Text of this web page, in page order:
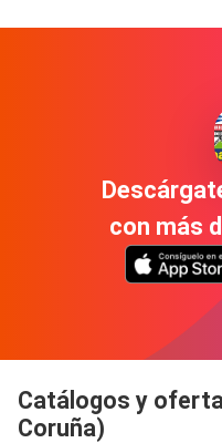
con más
Catálogos y
Coruña)